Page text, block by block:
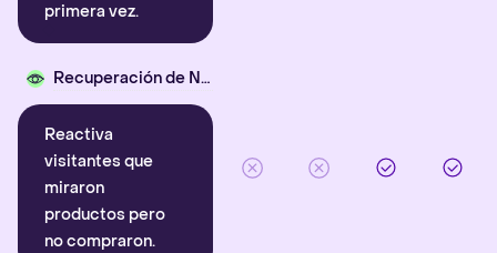
primera vez.
Recuperación de Navegación
Reactiva
visitantes que
miraron
productos pero
no compraron.